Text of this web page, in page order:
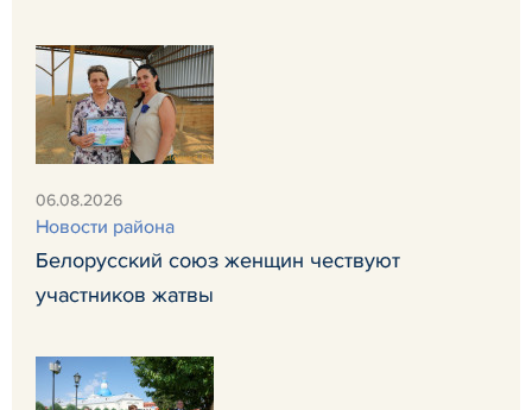
06.08.2026
Новости района
Белорусский союз женщин чествуют
участников жатвы